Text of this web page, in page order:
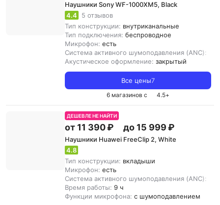
Наушники Sony WF-1000XM5, Black
4.4
5 отзывов
Тип конструкции: внутриканальные
Тип подключения: беспроводное
Микрофон: есть
Система активного шумоподавления (ANC):
Акустическое оформление: закрытый
Все цены7
6 магазинов с 4.5+
ДЕШЕВЛЕ НЕ НАЙТИ
от 11 390 ₽ до 15 999 ₽
Наушники Huawei FreeClip 2, White
4.8
Тип конструкции: вкладыши
Микрофон: есть
Система активного шумоподавления (ANC):
Время работы: 9 ч
Функции микрофона: с шумоподавлением